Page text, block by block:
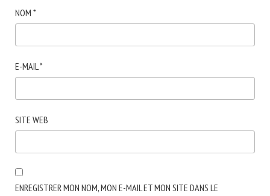
NOM *
E-MAIL*
SITE WEB
ENREGISTRER MON NOM, MON E-MAIL ET MON SITE DANS LE